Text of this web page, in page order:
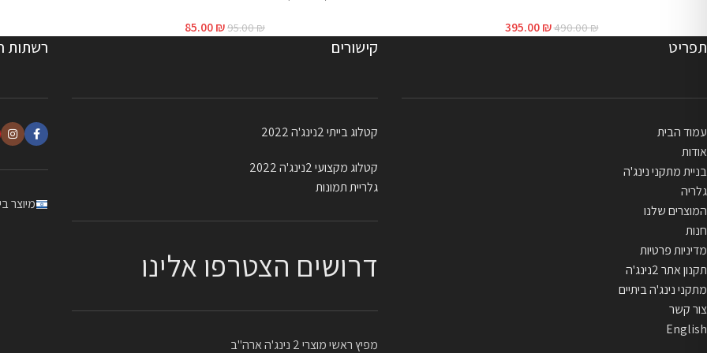
490.00₪
395.00₪
95.00₪
85.00₪
תפריט
עמוד הבית
אודות
בניית מתקני נינג'ה
גלריה
המוצרים שלנו
חנות
מדיניות פרטיות
תקנון אתר 2נינג'ה
מתקני נינג'ה ביתיים
צור קשר
English
קישורים
קטלוג בייתי 2נינג'ה 2022
קטלוג מקצועי 2נינג'ה 2022
גלריית תמונות
דרושים הצטרפו אלינו
מפיץ ראשי מוצרי 2 נינג'ה ארה"ב
רשתות
מיוצר